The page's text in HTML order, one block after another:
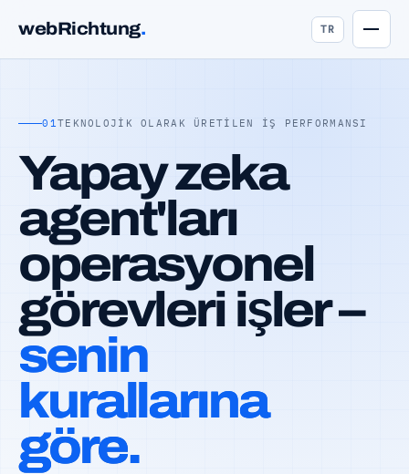
webRichtung. TR
01TEKNOLOJIK OLARAK ÜRETILEN IŞ PERFORMANSI
Yapay zeka
agent'ları
operasyonel
görevleri işler –
senin
kurallarına
göre.